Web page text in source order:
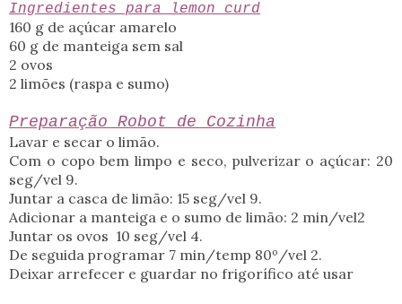
Ingredientes para lemon curd
160 g de açúcar amarelo
60 g de manteiga sem sal
2 ovos
2 limões (raspa e sumo)
Preparação Robot de Cozinha
Lavar e secar o limão.
Com o copo bem limpo e seco, pulverizar o açúcar: 20
seg/vel 9.
Juntar a casca de limão: 15 seg/vel 9.
Adicionar a manteiga e o sumo de limão: 2 min/vel2
Juntar os ovos 10 seg/vel 4.
De seguida programar 7 min/temp 80º/vel 2.
Deixar arrefecer e guardar no frigorífico até usar